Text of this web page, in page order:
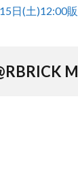
15日(土)12:00